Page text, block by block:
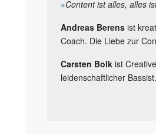
»Content ist alles, alles
Andreas Berens ist
Coach. Die Liebe zur
Carsten Bolk ist
leidenschaftlicher Bassist.